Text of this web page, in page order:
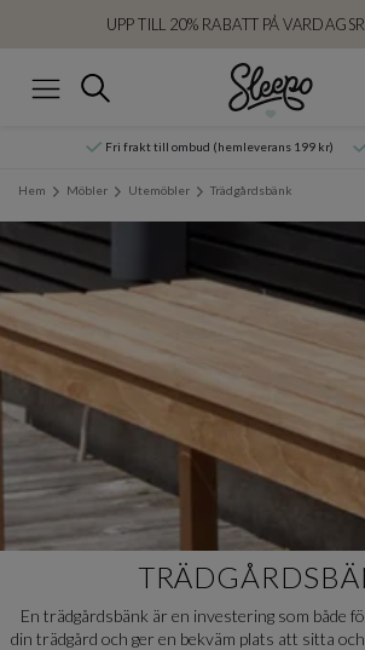
UPP TILL 20% RABATT PÅ
Sök
Fri frakt till ombud (hemleverans 199 kr)
Hem Möbler Utemöbler Trädgårdsbänk
En trädgårdsbänk är en investering som både
din trädgård och ger en bekväm plats att sitta